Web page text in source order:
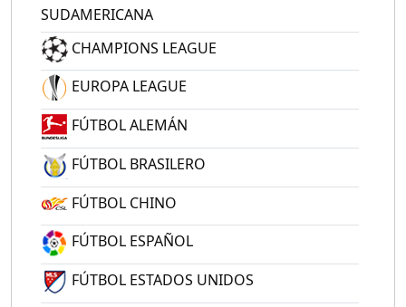
SUDAMERICANA
CHAMPIONS LEAGUE
EUROPA LEAGUE
FÚTBOL ALEMÁN
FÚTBOL BRASILERO
FÚTBOL CHINO
FÚTBOL ESPAÑOL
FÚTBOL ESTADOS UNIDOS